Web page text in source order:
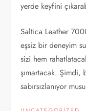
yerde keyfini
Saltica Leather
eşsiz bir deneyim
sizi hem
şımartacak. Şimdi,
sabırsızlanıyor